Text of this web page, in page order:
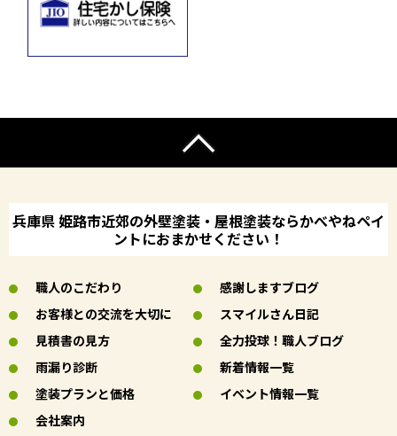
兵庫県 姫路市近郊の外壁塗装・屋根塗装ならかべやねペイ
ントにおまかせください！
職人のこだわり
お客様との交流を大切に
見積書の見方
雨漏り診断
塗装プランと価格
感謝しますブログ
スマイルさん日記
全力投球！職人ブログ
新着情報一覧
イベント情報一覧
会社案内